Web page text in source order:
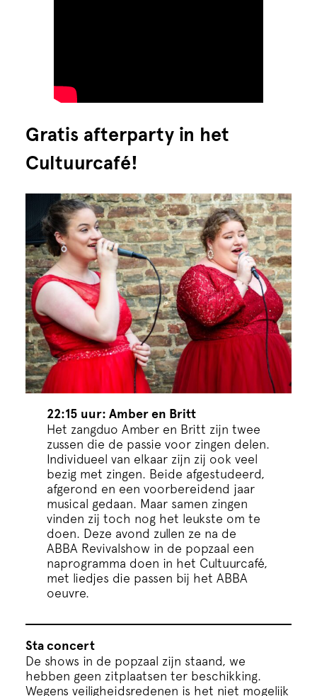
Gratis afterparty in het
Cultuurcafé!
22:15 uur: Amber en Britt
Het zangduo Amber en Britt zijn twee
zussen die de passie voor zingen delen.
Individueel van elkaar zijn zij ook veel
bezig met zingen. Beide afgestudeerd,
afgerond en een voorbereidend jaar
musical gedaan. Maar samen zingen
vinden zij toch nog het leukste om te
doen. Deze avond zullen ze na de
ABBA Revivalshow in de popzaal een
naprogramma doen in het Cultuurcafé,
met liedjes die passen bij het ABBA
oeuvre.
Sta concert
De shows in de popzaal zijn staand, we
hebben geen zitplaatsen ter beschikking.
Wegens veiligheidsredenen is het niet mogelijk